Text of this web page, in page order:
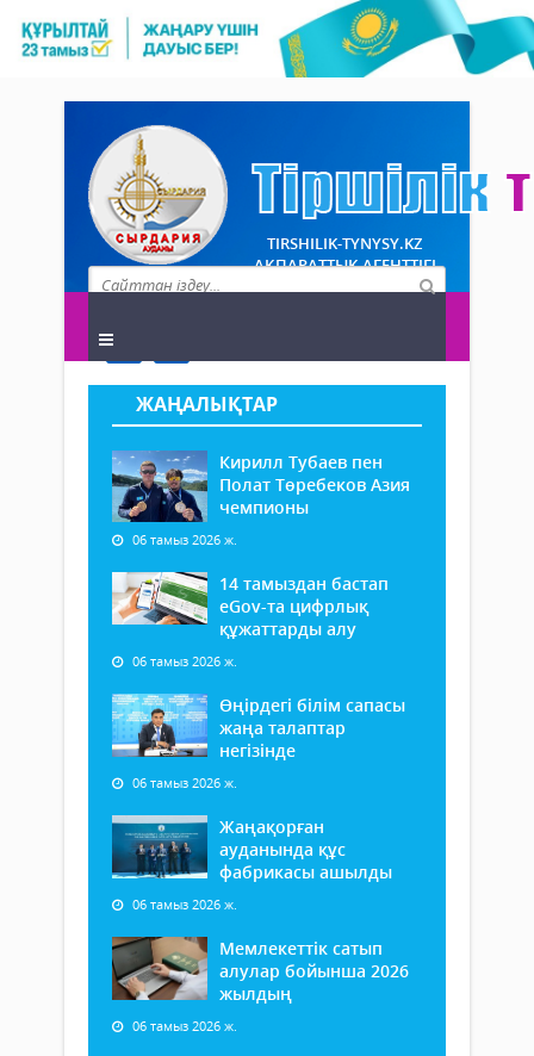
TIRSHILIK-TYNYSY.KZ
АҚПАРАТТЫҚ АГЕНТТІГІ
ЖАҢАЛЫҚТАР
Кирилл Тубаев пен
Полат Төребеков Азия
чемпионы
06 тамыз 2026 ж.
14 тамыздан бастап
еGov-та цифрлық
құжаттарды алу
06 тамыз 2026 ж.
Өңірдегі білім сапасы
жаңа талаптар
негізінде
06 тамыз 2026 ж.
Жаңақорған
ауданында құс
фабрикасы ашылды
06 тамыз 2026 ж.
Мемлекеттік сатып
алулар бойынша 2026
жылдың
06 тамыз 2026 ж.